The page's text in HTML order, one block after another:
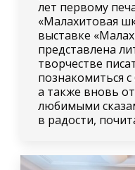
лет первому
«Малахитовая
выставке
представлена
творчестве
познакомиться
а также вновь
любимыми
в радости,